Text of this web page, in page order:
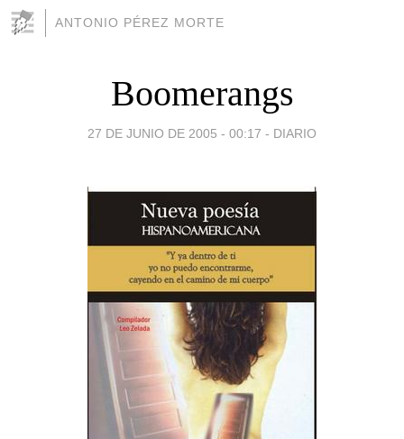
ANTONIO PÉREZ MORTE
Boomerangs
27 DE JUNIO DE 2005 - 00:17 - DIARIO